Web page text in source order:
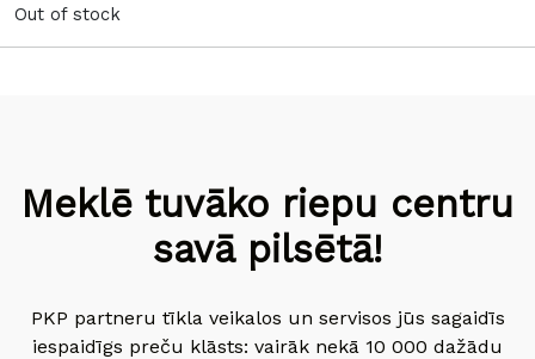
Out of stock
Meklē tuvāko riepu centru
savā pilsētā!
PKP partneru tīkla veikalos un servisos jūs sagaidīs
iespaidīgs preču klāsts: vairāk nekā 10 000 dažādu